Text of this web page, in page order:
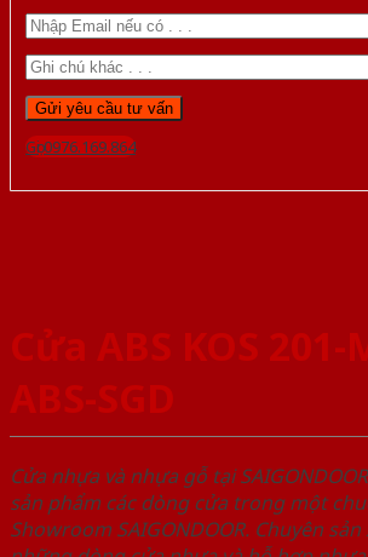
Gọi 0976.169.864
Cửa ABS KOS 201-
ABS-SGD
Cửa nhựa và nhựa gỗ tại
sản phẩm các dòng cửa trong một
Showroom SAIGONDOOR. Chuyên